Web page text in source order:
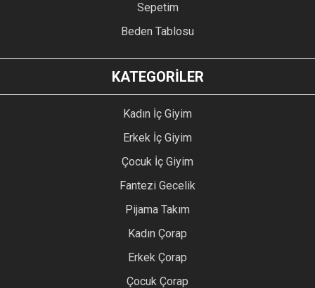
Sepetim
Beden Tablosu
KATEGORİLER
Kadın İç Giyim
Erkek İç Giyim
Çocuk İç Giyim
Fantezi Gecelik
Pijama Takım
Kadın Çorap
Erkek Çorap
Çocuk Çorap